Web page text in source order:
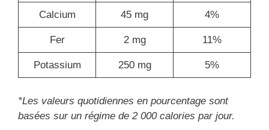
Calcium 45 mg 4%
Fer 2 mg 11%
Potassium 250 mg 5%
*Les valeurs quotidiennes en pourcentage sont
basées sur un régime de 2 000 calories par jour.